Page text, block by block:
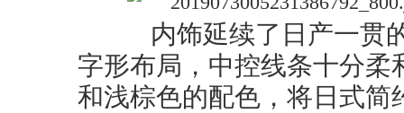
内饰延续了日产一贯
字形布局，中控线条十分
和浅棕色的配色，将日式